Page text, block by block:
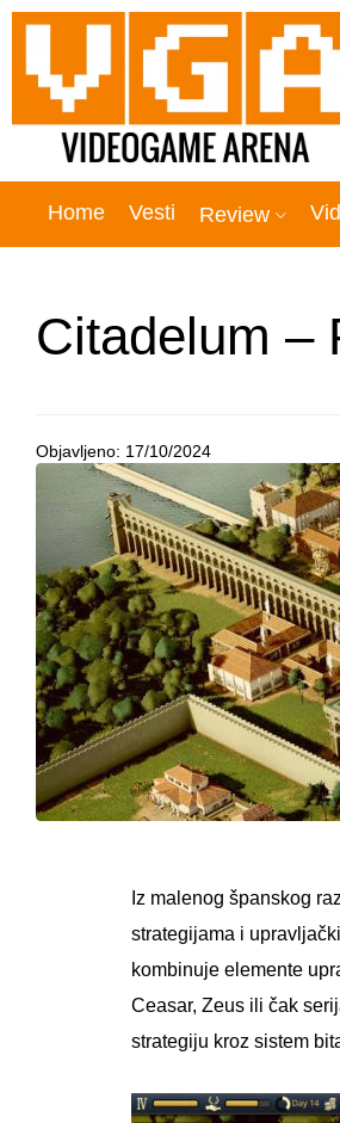
Home Vesti Review
Citadelum –
Objavljeno: 17/10/2024
Iz malenog španskog
strategijama i
kombinuje elemente
Ceasar, Zeus ili čak
strategiju kroz sistem